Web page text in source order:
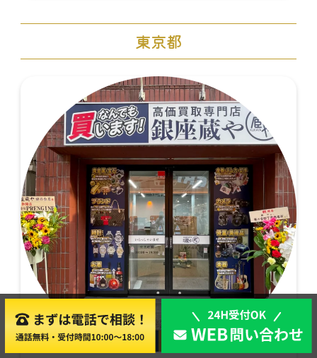
東京都
店舗買取 出張買取